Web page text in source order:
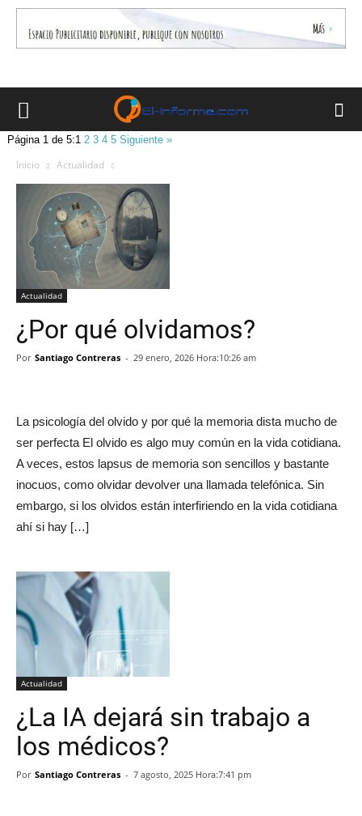
Página 1 de 5:12 3 4 5 Siguiente »
Inicio Actualidad
Actualidad
¿Por qué olvidamos?
Por Santiago Contreras - 29 enero, 2026 Hora:10:26 am
La psicología del olvido y por qué la memoria dista mucho de
ser perfecta El olvido es algo muy común en la vida cotidiana.
A veces, estos lapsus de memoria son sencillos y bastante
inocuos, como olvidar devolver una llamada telefónica. Sin
embargo, si los olvidos están interfiriendo en la vida cotidiana
ahí si hay […]
Actualidad
¿La IA dejará sin trabajo a
los médicos?
Por Santiago Contreras - 7 agosto, 2025 Hora:7:41 pm